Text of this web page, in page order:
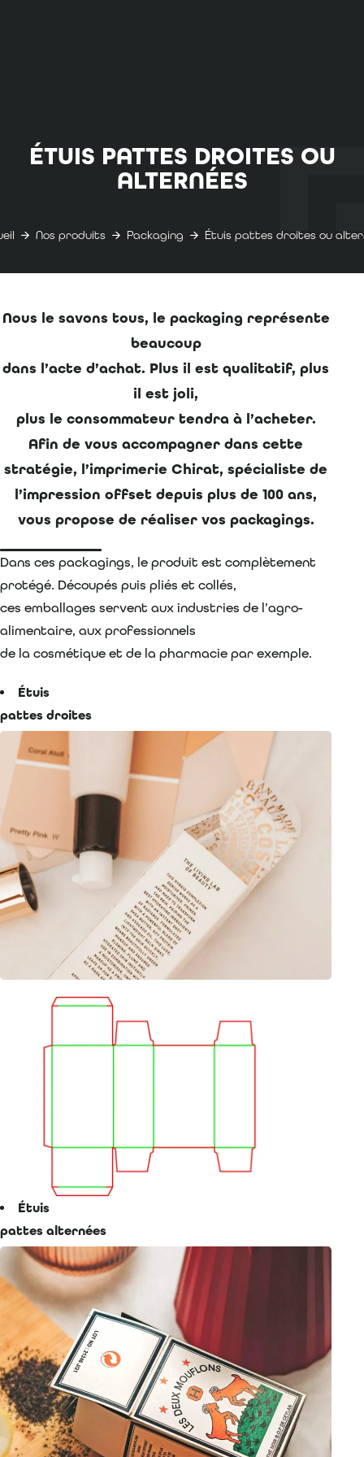
ÉTUIS PATTES DROITES OU
ALTERNÉES
Nos produits Packaging Étuis pattes droites ou
Nous le savons tous, le packaging représente
beaucoup
dans l’acte d’achat. Plus il est qualitatif, plus
il est joli,
plus le consommateur tendra à l’acheter.
Afin de vous accompagner dans cette
stratégie, l’imprimerie Chirat, spécialiste de
l’impression offset depuis plus de 100 ans,
vous propose de réaliser vos packagings.
Dans ces packagings, le produit est complètement
protégé. Découpés puis pliés et collés,
ces emballages servent aux industries de l’agro-
alimentaire, aux professionnels
de la cosmétique et de la pharmacie par exemple.
Étuis
pattes droites
Étuis
pattes alternées